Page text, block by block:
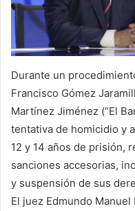
Durante un
Francisco Gómez
Martínez Jiménez (“El
tentativa de homicidio y
12 y 14 años de prisión,
sanciones accesorias,
y suspensión de sus
El juez Edmundo